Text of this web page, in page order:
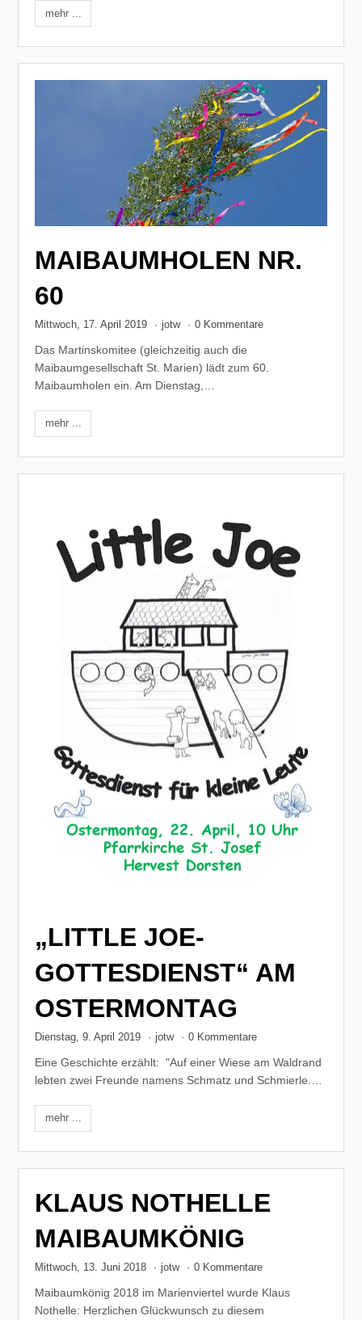
mehr ...
MAIBAUMHOLEN NR.
60
Mittwoch, 17. April 2019 · jotw · 0 Kommentare
Das Martinskomitee (gleichzeitig auch die
Maibaumgesellschaft St. Marien) lädt zum 60.
Maibaumholen ein. Am Dienstag,…
mehr ...
„LITTLE JOE-
GOTTESDIENST“ AM
OSTERMONTAG
Dienstag, 9. April 2019 · jotw · 0 Kommentare
Eine Geschichte erzählt: "Auf einer Wiese am Waldrand
lebten zwei Freunde namens Schmatz und Schmierle.…
mehr ...
KLAUS NOTHELLE
MAIBAUMKÖNIG
Mittwoch, 13. Juni 2018 · jotw · 0 Kommentare
Maibaumkönig 2018 im Marienviertel wurde Klaus
Nothelle: Herzlichen Glückwunsch zu diesem